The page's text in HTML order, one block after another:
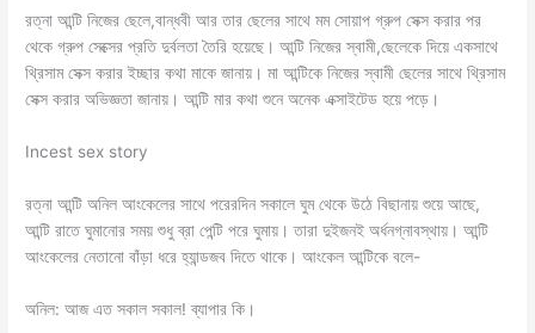
রত্না আন্টি নিজের ছেলে,বান্ধবী আর তার ছেলের সাথে মম সোয়াপ গ্রুপ সেক্স করার পর
থেকে গ্রুপ সেক্সের প্রতি দুর্বলতা তৈরি হয়েছে। আন্টি নিজের স্বামী,ছেলেকে দিয়ে একসাথে
থ্রিসাম সেক্স করার ইচ্ছার কথা মাকে জানায়। মা আন্টিকে নিজের স্বামী ছেলের সাথে থ্রিসাম
সেক্স করার অভিজ্ঞতা জানায়। আন্টি মার কথা শুনে অনেক এক্সাইটেড হয়ে পড়ে।
Incest sex story
রত্না আন্টি অনিল আংকেলের সাথে পরেরদিন সকালে ঘুম থেকে উঠে বিছানায় শুয়ে আছে,
আন্টি রাতে ঘুমানোর সময় শুধু ব্রা পেন্টি পরে ঘুমায়। তারা দুইজনই অর্ধনগ্নাবস্থায়। আন্টি
আংকেলের নেতানো বাঁড়া ধরে হ্যান্ডজব দিতে থাকে। আংকেল আন্টিকে বলে-
অনিল: আজ এত সকাল সকাল! ব্যাপার কি।